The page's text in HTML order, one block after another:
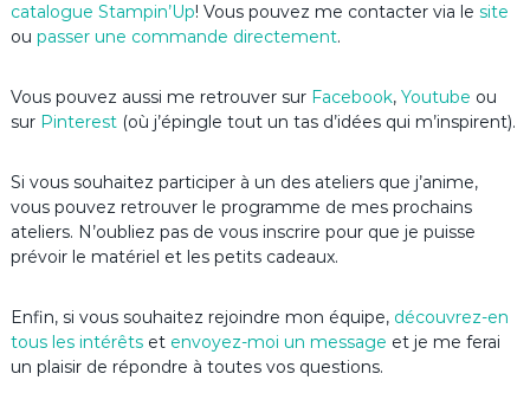
catalogue Stampin’Up! Vous pouvez me contacter via le site
ou passer une commande directement.
Vous pouvez aussi me retrouver sur Facebook, Youtube ou
sur Pinterest (où j’épingle tout un tas d’idées qui m’inspirent).
Si vous souhaitez participer à un des ateliers que j’anime,
vous pouvez retrouver le programme de mes prochains
ateliers. N’oubliez pas de vous inscrire pour que je puisse
prévoir le matériel et les petits cadeaux.
Enfin, si vous souhaitez rejoindre mon équipe, découvrez-en
tous les intérêtset envoyez-moi un message et je me ferai
un plaisir de répondre à toutes vos questions.